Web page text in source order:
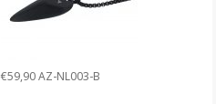
€59,90 AZ-NL003-B